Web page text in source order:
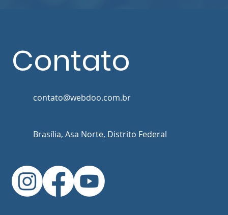
Contato
contato@webdoo.com.br
Brasília, Asa Norte, Distrito Federal